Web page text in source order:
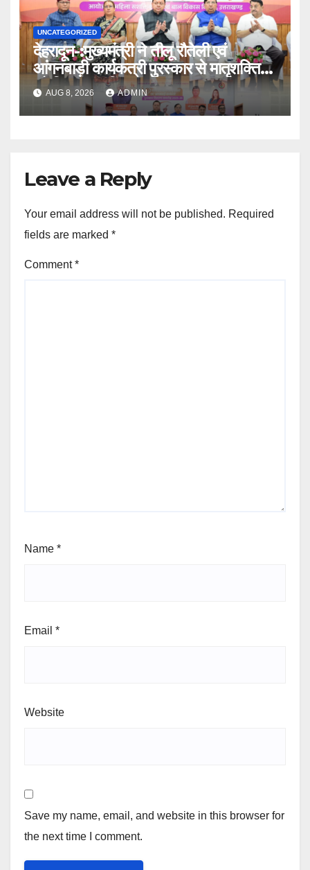
UNCATEGORIZED
देहरादून-:मुख्यमंत्री ने तीलू रौतेली एवं
आंगनबाड़ी कार्यकत्री पुरस्कार से मातृशक्ति
को किया सम्मानित
AUG 8, 2026 ADMIN
Leave a Reply
Your email address will not be published. Required
fields are marked *
Comment*
Name *
Email *
Website
Save my name, email, and website in this browser for
the next time I comment.